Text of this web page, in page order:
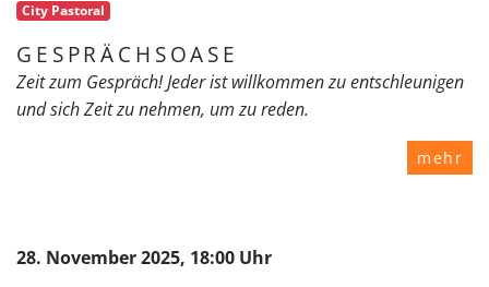
City Pastoral
GESPRÄCHSOASE
Zeit zum Gespräch! Jeder ist willkommen zu entschleunigen
und sich Zeit zu nehmen, um zu reden.
mehr
28. November 2025, 18:00 Uhr